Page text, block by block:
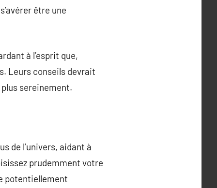
être une
à l’esprit que,
Leurs conseils devrait
sereinement.
de l’univers, aidant à
prudemment votre
potentiellement